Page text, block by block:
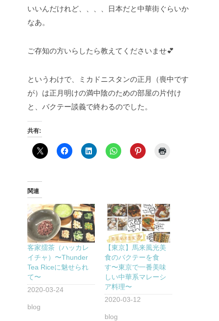
いいんだけれど、、、、日本だと中華街ぐらいか
なあ。
ご存知の方いらしたら教えてくださいませ💕
というわけで、ミカドニスタンの正月（喪中です
が）は正月明けの満中陰のための部屋の片付け
と、バクテー談義で終わるのでした。
共有:
関連
客家擂茶（ハッカレ
イチャ）〜Thunder
Tea Riceに魅せられ
て〜
2020-03-24
blog
【東京】馬来風光美
食のバクテーを食
す〜東京で一番美味
しい中華系マレーシ
ア料理〜
2020-03-12
blog